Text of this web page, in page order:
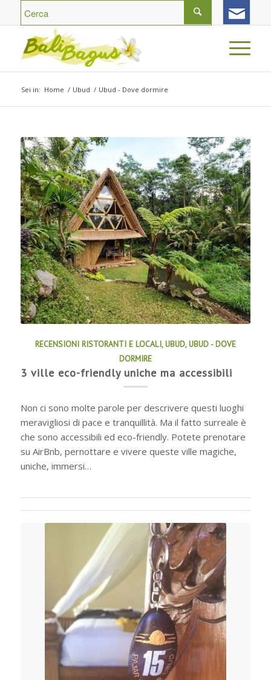
Sei in: Home / Ubud / Ubud - Dove dormire
RECENSIONI RISTORANTI E LOCALI,UBUD,UBUD - DOVE
DORMIRE
3 ville eco-friendly uniche ma accessibili
Non ci sono molte parole per descrivere questi luoghi
meravigliosi di pace e tranquillità. Ma il fatto surreale è
che sono accessibili ed eco-friendly. Potete prenotare
su AirBnb, pernottare e vivere queste ville magiche,
uniche, immersi…